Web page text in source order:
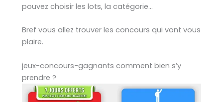
pouvez choisir les lots, la catégorie…
Bref vous allez trouver les concours qui vont vous
plaire.
jeux-concours-gagnants comment bien s’y
prendre ?